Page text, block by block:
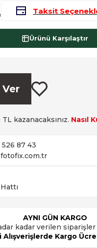
Taksit
Ürünü Karşılaştır
TL kazanacaksınız. Nasıl
526 87 43
AYNI GÜN KARGO
kadar verilen siparişler
Alışverişlerde Kargo